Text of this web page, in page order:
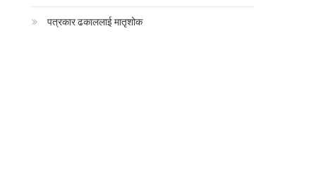
पत्रकार ढकाललाई मातृशोक